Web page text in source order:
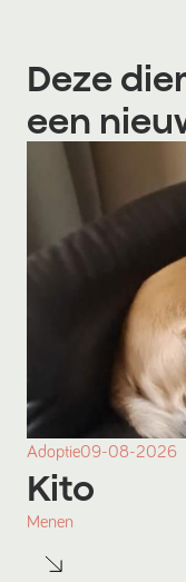
Deze
een
Adoptie09-08-2026
Kito
Menen